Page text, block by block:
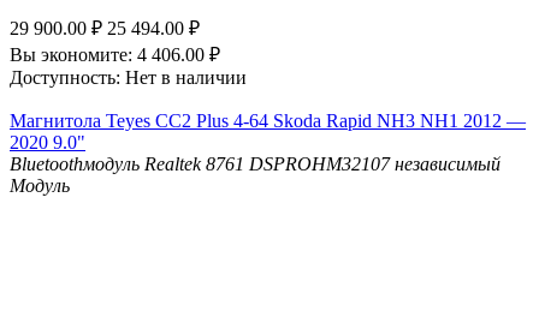
29 900.00 ₽ 25 494.00 ₽
Вы экономите: 4 406.00 ₽
Доступность: Нет в наличии
Магнитола Teyes CC2 Plus 4-64 Skoda Rapid NH3 NH1 2012 —
2020 9.0"
Bluetoothмодуль Realtek 8761 DSPROHM32107 независимый
Модуль